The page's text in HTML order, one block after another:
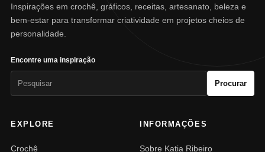
Inspirações em crochê, gráficos, receitas, artesanato, beleza e
bem-estar para transformar criatividade em projetos cheios de
personalidade.
Encontre uma inspiração
Procurar
EXPLORE
Crochê
INFORMAÇÕES
Sobre Katia Ribeiro